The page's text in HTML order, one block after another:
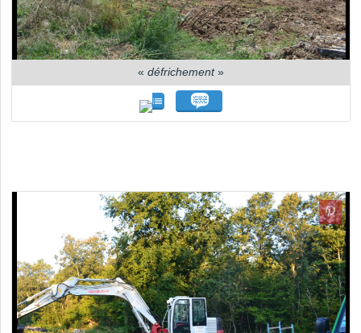
« défrichement»